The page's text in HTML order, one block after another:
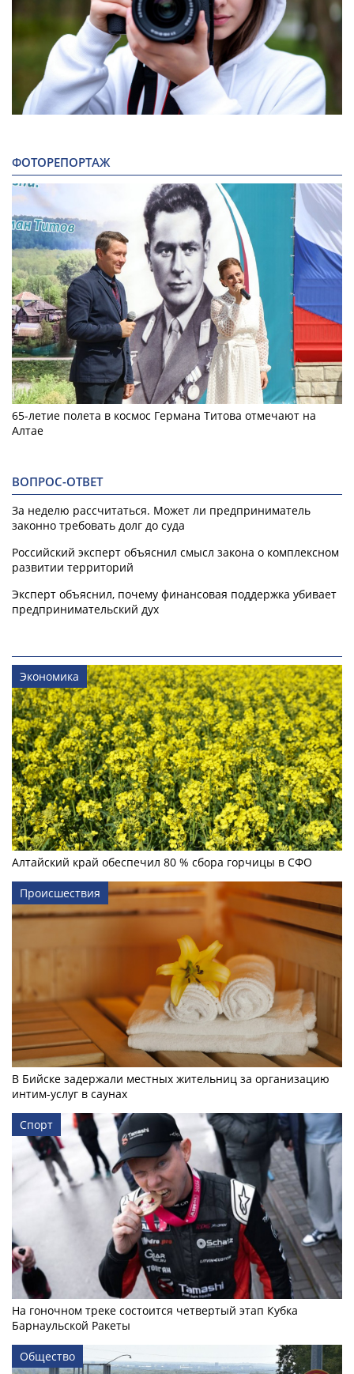
ФОТОРЕПОРТАЖ
65-летие полета в космос Германа Титова отмечают на
Алтае
ВОПРОС-ОТВЕТ
За неделю рассчитаться. Может ли предприниматель
законно требовать долг до суда
Российский эксперт объяснил смысл закона о комплексном
развитии территорий
Эксперт объяснил, почему финансовая поддержка убивает
предпринимательский дух
Экономика
Алтайский край обеспечил 80 % сбора горчицы в СФО
Происшествия
В Бийске задержали местных жительниц за организацию
интим-услуг в саунах
Спорт
На гоночном треке состоится четвертый этап Кубка
Барнаульской Ракеты
Общество